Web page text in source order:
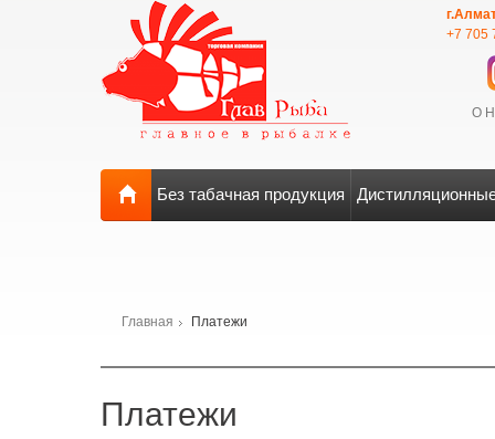
+7 705
О
Без табачная продукция
Главная Платежи
Платежи